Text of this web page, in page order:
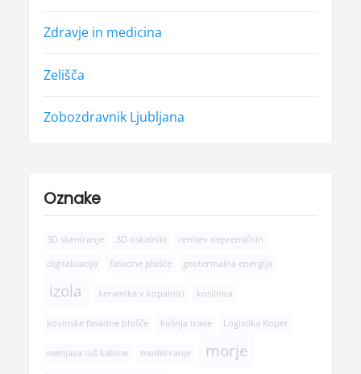
Zdravje in medicina
Zelišča
Zobozdravnik Ljubljana
Oznake
3D skeniranje 3D tiskalniki cenitev nepremičnin
digitalizacija fasadne plošče geotermalna energija
izola keramika v kopalnici kosilnica
kovinske fasadne plošče košnja trave Logistika Koper
menjava tuš kabine modeliranje
morje